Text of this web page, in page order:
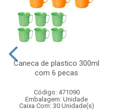
Caneca de plastico 300ml
com 6 pecas
Código: 471090
Embalagem: Unidade
Caixa Com: 30 Unidade(s)